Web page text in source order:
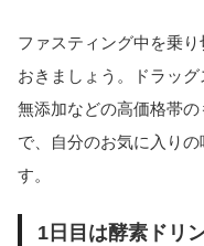
ファスティング中を乗
おきましょう。ドラッグ
無添加などの高価格帯
で、自分のお気に入り
す。
1日目は酵素ドリ